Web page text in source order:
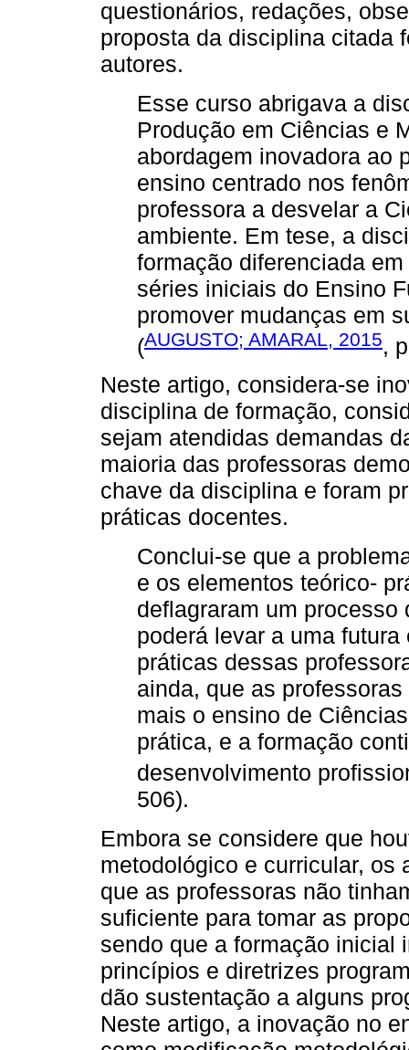
questionários, redações,
proposta da disciplina citada
autores.
Esse curso abrigava a
Produção em Ciências e
abordagem inovadora ao
ensino centrado nos
professora a desvelar a
ambiente. Em tese, a
formação diferenciada
séries iniciais do Ensino
promover mudanças em
(AUGUSTO; AMARAL, 2015,
Neste artigo, considera-se
disciplina de formação,
sejam atendidas demandas
maioria das professoras
chave da disciplina e foram
práticas docentes.
Conclui-se que a
e os elementos teórico-
deflagraram um
poderá levar a uma
práticas dessas
ainda, que as
mais o ensino de
prática, e a formação
desenvolvimento
506).
Embora se considere que
metodológico e curricular, os
que as professoras não
suficiente para tomar as
sendo que a formação inicial
princípios e diretrizes
dão sustentação a alguns
Neste artigo, a inovação no